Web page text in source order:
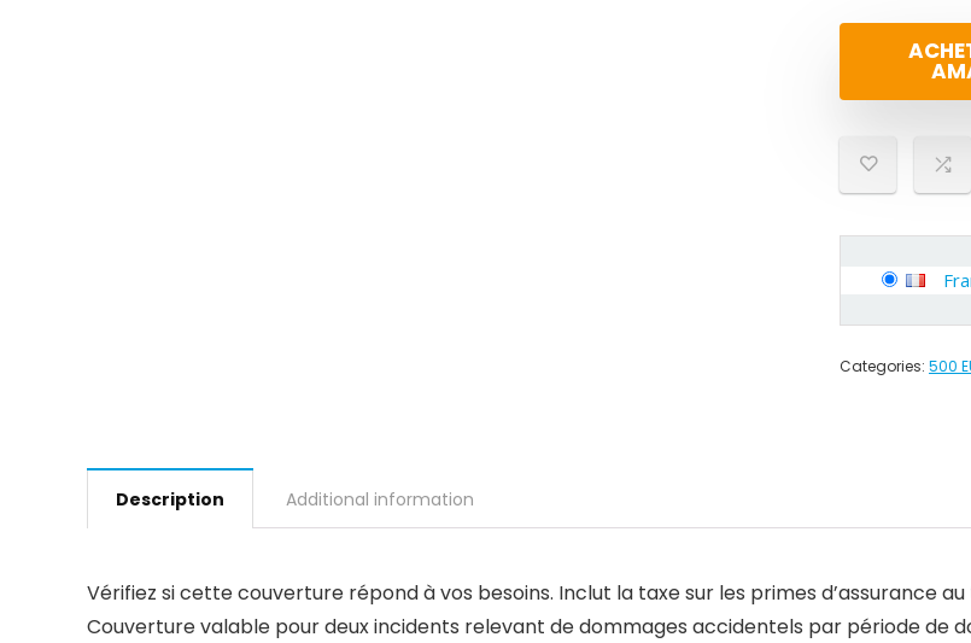
Categories: 500
Description Additional information
Vérifiez si cette couverture répond à vos besoins. Inclut la taxe sur les primes d’assurance
Couverture valable pour deux incidents relevant de dommages accidentels par période de